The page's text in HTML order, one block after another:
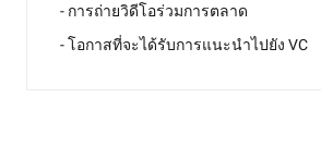
- การถ่ายวิดีโอร่วมการตลาด
- โอกาสที่จะได้รับการแนะนำไปยัง VC